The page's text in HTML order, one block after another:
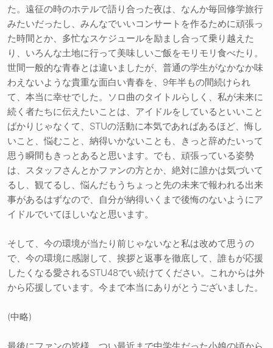
た。遠征の時のホテルで語り合った夜は、なんか毎回修学旅行
みたいだったし、みんなでいいコンサートを作るために頑張っ
た時間とか、多忙なスケジュールを励まし合って乗り越えた
り、いろんな土地に行って美味しいご飯をモリモリ食べたり。
世間一般的な青春とは違いましたが、普通の学生がなかなか味
わえないような貴重な面白い青春を、9年半もの間続けられ
て、本当に幸せでした。ソロ曲のタイトルらしく、私が未来に
続く者たちに伝えたいことは、アイドルをしているといいこと
ばかりじゃなくて、STUの活動に本気であればあるほど、悔し
いこと、悩むこと、納得いかないことも、きっと辞めたいって
思う瞬間もきっとあると思います。でも、頑張っている姿勢
は、スタッフさんとかファンの方とか、絶対に誰かは気づいて
るし、観てるし、悩んだもうちょっと先の未来で報われる出来
事があるはずなので、自分が納得いくまで後悔のないようにア
イドルでいてほしいなと思います。
そして、今の環境が当たり前じゃないなと私は改めて思うの
で、今の環境に感謝して、挨拶と返事を徹底して、誰もが応援
したくなる愛されるSTU48でい続けてください。これからは外
から応援しています。今まで本当にありがとうございました。
(中略)